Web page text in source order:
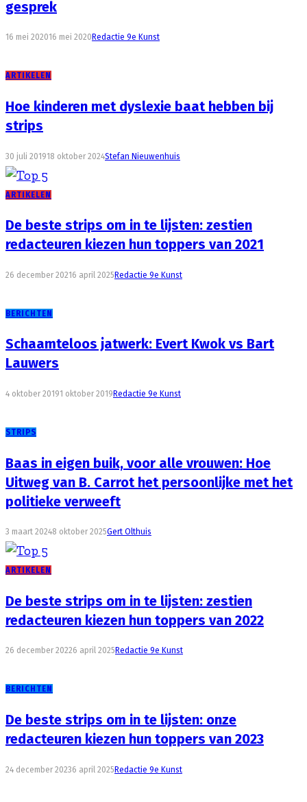
gesprek
16 mei 202016 mei 2020 Redactie 9e Kunst
ARTIKELEN
Hoe kinderen met dyslexie baat hebben bij
strips
30 juli 201918 oktober 2024Stefan Nieuwenhuis
ARTIKELEN
De beste strips om in te lijsten: zestien
redacteuren kiezen hun toppers van 2021
26 december 20216 april 2025Redactie 9e Kunst
BERICHTEN
Schaamteloos jatwerk: Evert Kwok vs Bart
Lauwers
4 oktober 20191 oktober 2019 Redactie 9e Kunst
STRIPS
Baas in eigen buik, voor alle vrouwen: Hoe
Uitweg van B. Carrot het persoonlijke met het
politieke verweeft
3 maart 20248 oktober 2025Gert Olthuis
ARTIKELEN
De beste strips om in te lijsten: zestien
redacteuren kiezen hun toppers van 2022
26 december 20226 april 2025 Redactie 9e Kunst
BERICHTEN
De beste strips om in te lijsten: onze
redacteuren kiezen hun toppers van 2023
24 december 20236 april 2025Redactie 9e Kunst